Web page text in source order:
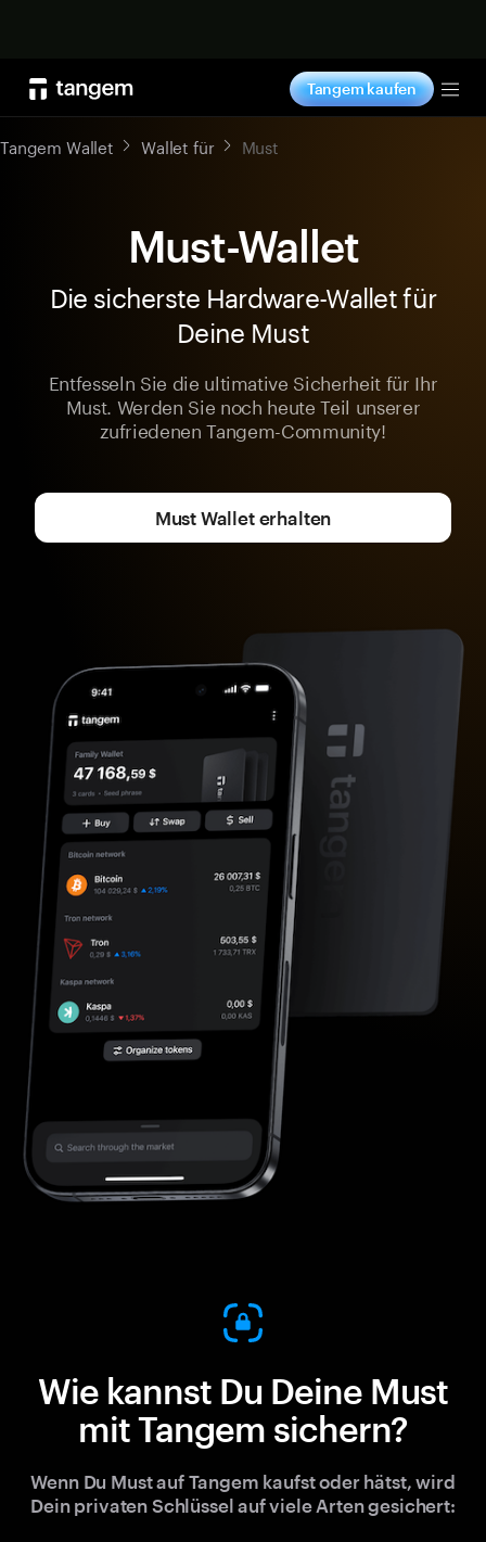
Tangem kaufen
Tangem Wallet Wallet für Must
Must-Wallet
Die sicherste Hardware-Wallet für
Deine Must
Entfesseln Sie die ultimative Sicherheit für Ihr
Must. Werden Sie noch heute Teil unserer
zufriedenen Tangem-Community!
Must Wallet erhalten
Wie kannst Du Deine Must
mit Tangem sichern?
Wenn Du Must auf Tangem kaufst oder hätst, wird
Dein privaten Schlüssel auf viele Arten gesichert: